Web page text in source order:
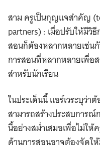
สาม ครูเป็นกุญแจสำคัญ
partners) : เมื่อปรับให้มีวิ
สอนก็ต้องหลากหลายเช่น
การสอนที่หลากหลายเพื่อ
สำหรับนักเรียน
ในประเด็นนี้ แอร์เวระบุว่
สามารถสร้างประสบการ
นี้อย่างสม่ำเสมอเพื่อไม่ใ
ด้านการสอนอาจต้องจัดใ